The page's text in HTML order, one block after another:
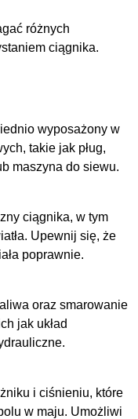
różnych
ciągnika.
wyposażony w
takie jak pług,
maszyna do siewu.
ciągnika, w tym
Upewnij się, że
poprawnie.
oraz smarowanie
jak układ
i ciśnieniu, które
w maju. Umożliwi